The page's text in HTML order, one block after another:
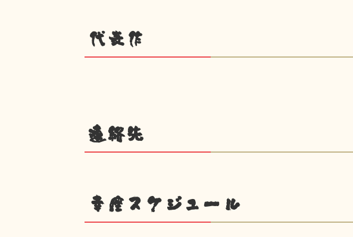
代表作
連絡先
幸座スケジュール